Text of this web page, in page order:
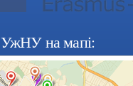
УжНУ на мапі: